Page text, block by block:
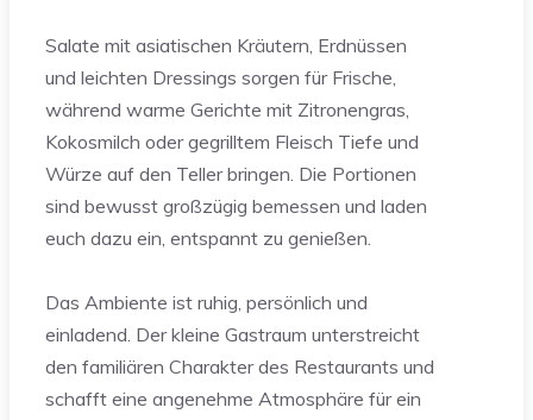
Salate mit asiatischen Kräutern, Erdnüssen
und leichten Dressings sorgen für Frische,
während warme Gerichte mit Zitronengras,
Kokosmilch oder gegrilltem Fleisch Tiefe und
Würze auf den Teller bringen. Die Portionen
sind bewusst großzügig bemessen und laden
euch dazu ein, entspannt zu genießen.
Das Ambiente ist ruhig, persönlich und
einladend. Der kleine Gastraum unterstreicht
den familiären Charakter des Restaurants und
schafft eine angenehme Atmosphäre für ein